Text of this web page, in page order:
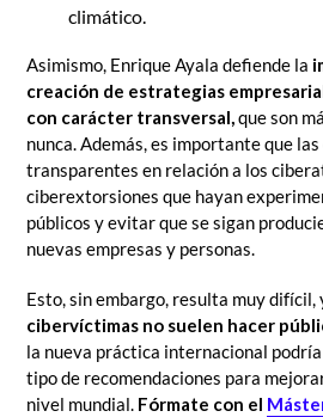
climático.
Asimismo, Enrique Ayala defiende la
creación de estrategias
con carácter transversal,que son
nunca. Además, es importante que
transparentes en relación a los
ciberextorsiones que hayan
públicos y evitar que se sigan
nuevas empresas y personas.
Esto, sin embargo, resulta muy difícil,
cibervíctimas no suelen hacer
la nueva práctica internacional
tipo de recomendaciones para
nivel mundial. Fórmate con el